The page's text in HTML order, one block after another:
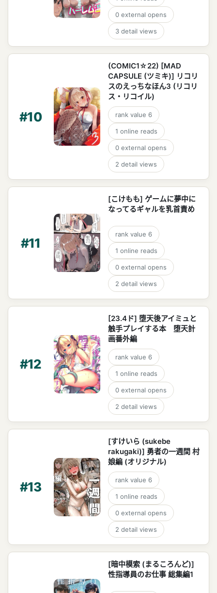
0 external opens
3 detail views
#10
(COMIC1☆22) [MAD
CAPSULE (ツミキ)] リコリ
スのえっちなほん3 (リコリ
ス・リコイル)
rank value 6
1 online reads
0 external opens
2 detail views
#11
[こけもも] ゲームに夢中に
なってるギャルを乳首責め
rank value 6
1 online reads
0 external opens
2 detail views
#12
[23.4ド] 堕天後アイミュと
触手プレイする本 堕天計
画番外編
rank value 6
1 online reads
0 external opens
2 detail views
#13
[すけいら (sukebe
rakugaki)] 勇者の一週間 村
娘編 (オリジナル)
rank value 6
1 online reads
0 external opens
2 detail views
[暗中模索 (まるころんど)]
性指導員のお仕事 総集編1